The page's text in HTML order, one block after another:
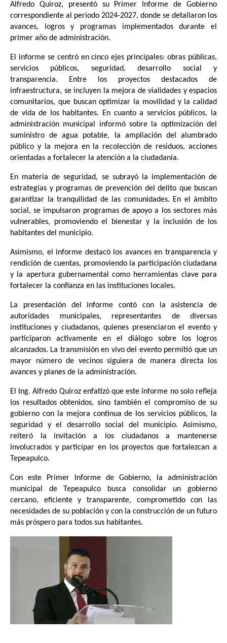
Alfredo Quiroz, presentó su Primer Informe de Gobierno
correspondiente al periodo 2024-2027, donde se detallaron los
avances, logros y programas implementados durante el
primer año de administración.
El informe se centró en cinco ejes principales: obras públicas,
servicios públicos, seguridad, desarrollo social y
transparencia. Entre los proyectos destacados de
infraestructura, se incluyen la mejora de vialidades y espacios
comunitarios, que buscan optimizar la movilidad y la calidad
de vida de los habitantes. En cuanto a servicios públicos, la
administración municipal informó sobre la optimización del
suministro de agua potable, la ampliación del alumbrado
público y la mejora en la recolección de residuos, acciones
orientadas a fortalecer la atención a la ciudadanía.
En materia de seguridad, se subrayó la implementación de
estrategias y programas de prevención del delito que buscan
garantizar la tranquilidad de las comunidades. En el ámbito
social, se impulsaron programas de apoyo a los sectores más
vulnerables, promoviendo el bienestar y la inclusión de los
habitantes del municipio.
Asimismo, el informe destacó los avances en transparencia y
rendición de cuentas, promoviendo la participación ciudadana
y la apertura gubernamental como herramientas clave para
fortalecer la confianza en las instituciones locales.
La presentación del informe contó con la asistencia de
autoridades municipales, representantes de diversas
instituciones y ciudadanos, quienes presenciaron el evento y
participaron activamente en el diálogo sobre los logros
alcanzados. La transmisión en vivo del evento permitió que un
mayor número de vecinos siguiera de manera directa los
avances y planes de la administración.
El Ing. Alfredo Quiroz enfatizó que este informe no solo refleja
los resultados obtenidos, sino también el compromiso de su
gobierno con la mejora continua de los servicios públicos, la
seguridad y el desarrollo social del municipio. Asimismo,
reiteró la invitación a los ciudadanos a mantenerse
involucrados y participar en los proyectos que fortalezcan a
Tepeapulco.
Con este Primer Informe de Gobierno, la administración
municipal de Tepeapulco busca consolidar un gobierno
cercano, eficiente y transparente, comprometido con las
necesidades de su población y con la construcción de un futuro
más próspero para todos sus habitantes.